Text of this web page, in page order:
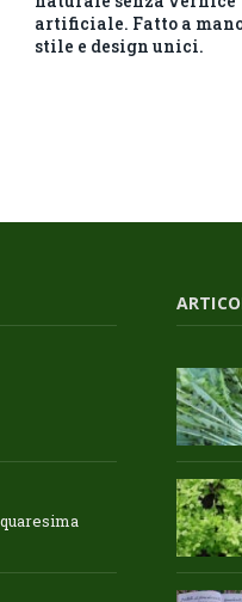
artificiale. Fatto a
stile e design unici.